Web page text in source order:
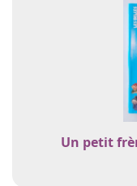
Un petit